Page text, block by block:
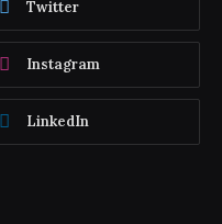
Twitter
Instagram
LinkedIn